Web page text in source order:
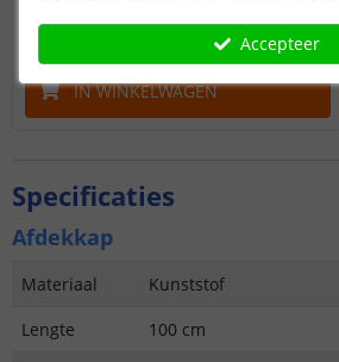
OP VOORRAAD 13,95
IN WINKELWAGEN
Specificaties
Afdekkap
Materiaal
Kunststof
Lengte
100 cm
Accepteer